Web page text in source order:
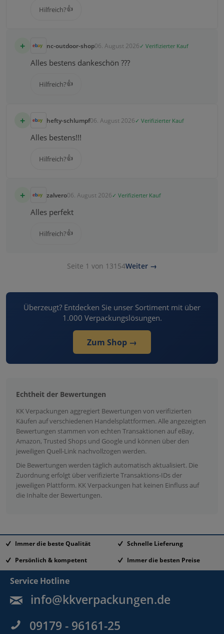
Hilfreich?👍
+ nc-outdoor-shop06. August 2026✓ Verifizierter Kauf
Alles bestens dankeschön ???
Hilfreich?👍
+ hefty-schlumpf06. August 2026✓ Verifizierter Kauf
Alles bestens!!!
Hilfreich?👍
+ zalvero06. August 2026✓ Verifizierter Kauf
Alles perfekt
Hilfreich?👍
Seite 1 von 13154Weiter →
Überzeugt? Entdecken Sie unser Sortiment mit über
1.000 Verpackungslösungen.
Zum Shop →
Echtheit der Bewertungen
KK Verpackungen aggregiert Bewertungen von verifizierten
Käufen auf verschiedenen Handelsplattformen. Alle angezeigten
Bewertungen stammen von echten Transaktionen auf eBay,
Amazon, Trusted Shops und Google und können über den
jeweiligen Quell-Link nachvollzogen werden.
Die Bewertungen werden täglich automatisch aktualisiert. Die
Zuordnung erfolgt über verifizierte Transaktions-IDs der
jeweiligen Plattform. KK Verpackungen hat keinen Einfluss auf
die Inhalte der Bewertungen.
Immer die beste Qualität
Schnelle Lieferung
Persönlich & kompetent
Immer die besten Preise
Service Hotline
info@kkverpackungen.de
09179 - 96161-25